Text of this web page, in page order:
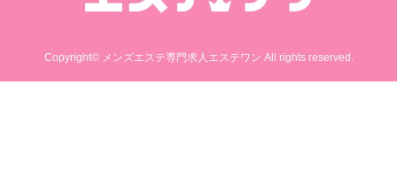
Copyright© メンズエステ専門求人エステワン All rights reserved.